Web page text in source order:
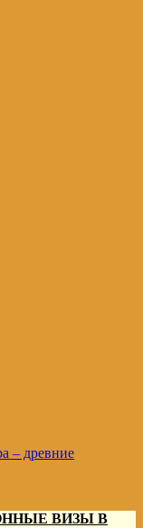
– древние
ВИЗЫ В